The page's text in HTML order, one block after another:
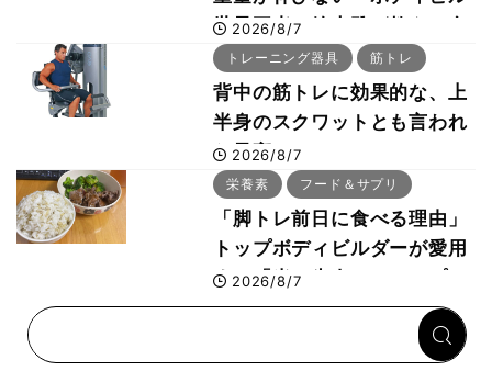
世界王者・鈴木雅が教える食
事・睡眠・呼吸の整え方
2026/8/7
トレーニング器具 筋トレ
背中の筋トレに効果的な、上
半身のスクワットとも言われ
た最高マシン“ノーチラス・
プルオーバーマシン”とは？
2026/8/7
栄養素 フード＆サプリ
「脚トレ前日に食べる理由」
トップボディビルダーが愛用
する「米＋牛肉」のシンプル
回復メシとは？
2026/8/7